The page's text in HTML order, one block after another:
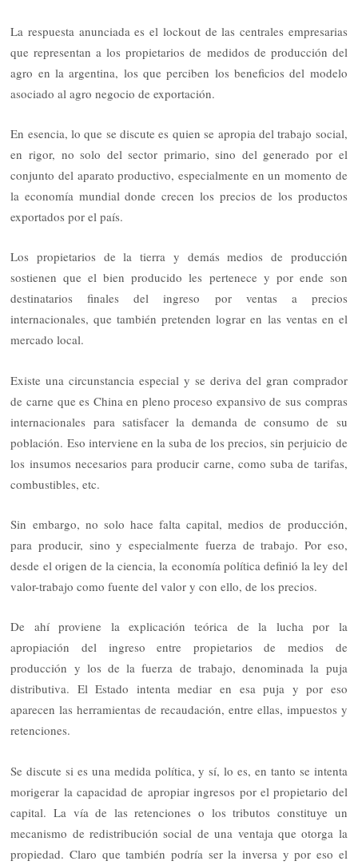
La respuesta anunciada es el lockout de las centrales empresarias
que representan a los propietarios de medidos de producción del
agro en la argentina, los que perciben los beneficios del modelo
asociado al agro negocio de exportación.
En esencia, lo que se discute es quien se apropia del trabajo social,
en rigor, no solo del sector primario, sino del generado por el
conjunto del aparato productivo, especialmente en un momento de
la economía mundial donde crecen los precios de los productos
exportados por el país.
Los propietarios de la tierra y demás medios de producción
sostienen que el bien producido les pertenece y por ende son
destinatarios finales del ingreso por ventas a precios
internacionales, que también pretenden lograr en las ventas en el
mercado local.
Existe una circunstancia especial y se deriva del gran comprador
de carne que es China en pleno proceso expansivo de sus compras
internacionales para satisfacer la demanda de consumo de su
población. Eso interviene en la suba de los precios, sin perjuicio de
los insumos necesarios para producir carne, como suba de tarifas,
combustibles, etc.
Sin embargo, no solo hace falta capital, medios de producción,
para producir, sino y especialmente fuerza de trabajo. Por eso,
desde el origen de la ciencia, la economía política definió la ley del
valor-trabajo como fuente del valor y con ello, de los precios.
De ahí proviene la explicación teórica de la lucha por la
apropiación del ingreso entre propietarios de medios de
producción y los de la fuerza de trabajo, denominada la puja
distributiva. El Estado intenta mediar en esa puja y por eso
aparecen las herramientas de recaudación, entre ellas, impuestos y
retenciones.
Se discute si es una medida política, y sí, lo es, en tanto se intenta
morigerar la capacidad de apropiar ingresos por el propietario del
capital. La vía de las retenciones o los tributos constituye un
mecanismo de redistribución social de una ventaja que otorga la
propiedad. Claro que también podría ser la inversa y por eso el